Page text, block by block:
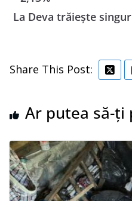
La Deva trăieşte
Share This Post:
Ar putea să-ți